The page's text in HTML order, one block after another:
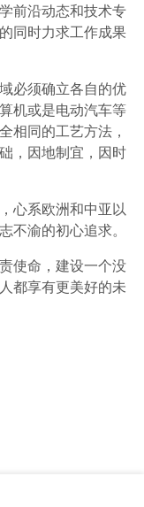
前沿动态和技术专
同时力求工作成果
必须确立各自的优
机或是电动汽车等
相同的工艺方法，
，因地制宜，因时
心系欧洲和中亚以
不渝的初心追求。
使命，建设一个没
都享有更美好的未